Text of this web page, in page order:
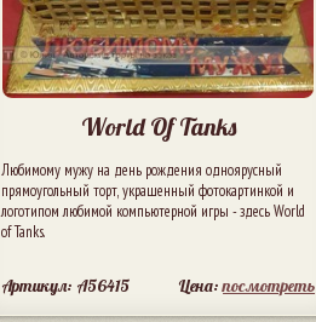
World Of Tanks
Любимому мужу на день рождения одноярусный
прямоугольный торт, украшенный фотокартинкой и
логотипом любимой компьютерной игры - здесь World
of Tanks.
Артикул: A56415 Цена:посмотреть